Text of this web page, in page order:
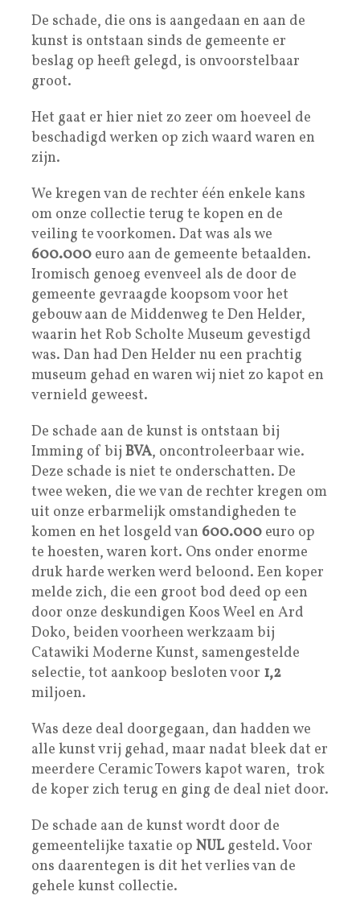
De schade, die ons is aangedaan en aan de
kunst is ontstaan sinds de gemeente er
beslag op heeft gelegd, is onvoorstelbaar
groot.
Het gaat er hier niet zo zeer om hoeveel de
beschadigd werken op zich waard waren en
zijn.
We kregen van de rechter één enkele kans
om onze collectie terug te kopen en de
veiling te voorkomen. Dat was als we
600.000 euro aan de gemeente betaalden.
Iromisch genoeg evenveel als de door de
gemeente gevraagde koopsom voor het
gebouw aan de Middenweg te Den Helder,
waarin het Rob Scholte Museum gevestigd
was. Dan had Den Helder nu een prachtig
museum gehad en waren wij niet zo kapot en
vernield geweest.
De schade aan de kunst is ontstaan bij
Imming of bij BVA, oncontroleerbaar wie.
Deze schade is niet te onderschatten. De
twee weken, die we van de rechter kregen om
uit onze erbarmelijk omstandigheden te
komen en het losgeld van 600.000 euro op
te hoesten, waren kort. Ons onder enorme
druk harde werken werd beloond. Een koper
melde zich, die een groot bod deed op een
door onze deskundigen Koos Weel en Ard
Doko, beiden voorheen werkzaam bij
Catawiki Moderne Kunst, samengestelde
selectie, tot aankoop besloten voor 1,2
miljoen.
Was deze deal doorgegaan, dan hadden we
alle kunst vrij gehad, maar nadat bleek dat er
meerdere Ceramic Towers kapot waren, trok
de koper zich terug en ging de deal niet door.
De schade aan de kunst wordt door de
gemeentelijke taxatie op NUL gesteld. Voor
ons daarentegen is dit het verlies van de
gehele kunst collectie.